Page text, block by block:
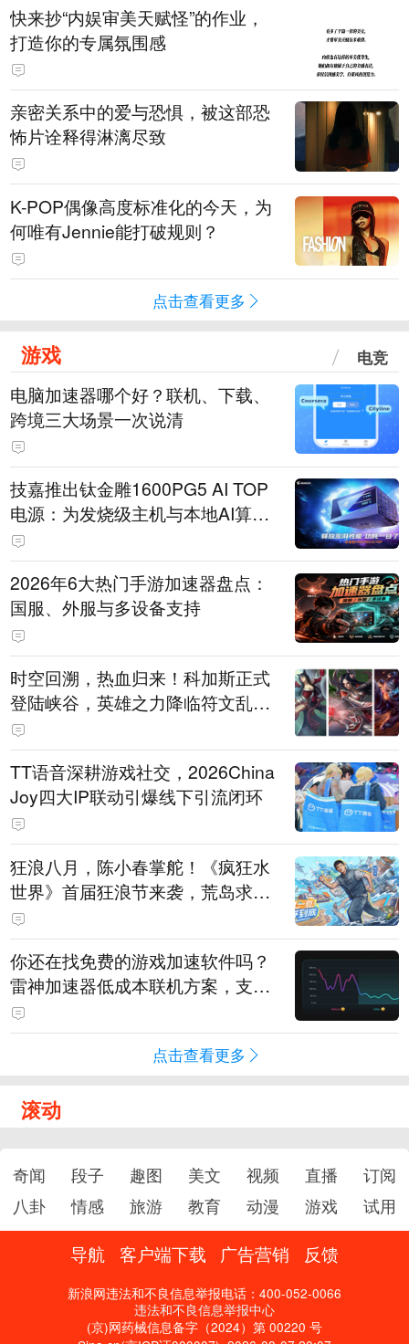
快来抄“内娱审美天赋怪”的作业，
打造你的专属氛围感
亲密关系中的爱与恐惧，被这部恐
怖片诠释得淋漓尽致
K-POP偶像高度标准化的今天，为
何唯有Jennie能打破规则？
点击查看更多
游戏 电竞
电脑加速器哪个好？联机、下载、
跨境三大场景一次说清
技嘉推出钛金雕1600PG5 AI TOP
电源：为发烧级主机与本地AI算力
打造旗舰供电方案
2026年6大热门手游加速器盘点：
国服、外服与多设备支持
时空回溯，热血归来！科加斯正式
登陆峡谷，英雄之力降临符文乱
斗！
TT语音深耕游戏社交，2026China
Joy四大IP联动引爆线下引流闭环
狂浪八月，陈小春掌舵！《疯狂水
世界》首届狂浪节来袭，荒岛求生
直播即将开启
你还在找免费的游戏加速软件吗？
雷神加速器低成本联机方案，支持
免费试用
点击查看更多
滚动
奇闻 段子 趣图 美文 视频 直播
订阅
八卦
情感 旅游 教育 动漫 游戏 试用
导航 客户端下载 广告营销 反馈
新浪网违法和不良信息举报电话：400-052-0066
违法和不良信息举报中心
(京)网药械信息备字（2024）第 00220 号